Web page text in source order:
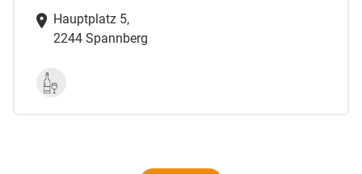
Hauptplatz 5,
2244 Spannberg